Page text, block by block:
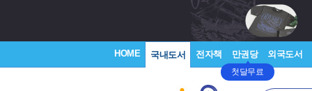
HOME 국내도서 전자책 만권당
첫달무료
외국도서